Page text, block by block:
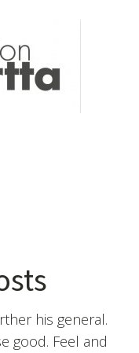
his general.
good. Feel and